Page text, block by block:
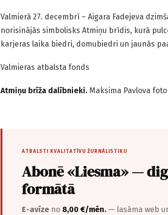
Valmierā 27. decembrī – Aigara Fadejeva
norisinājās simbolisks Atmiņu brīdis, kurā
karjeras laika biedri, domubiedri un jaunās
Valmieras atbalsta fonds
Atmiņu brīža dalībnieki. Maksima Pavlova foto
ATBALSTI KVALITATĪVU ŽURNĀLISTIKU
Abonē «Liesma» —
formātā
E-avīze no 8,00 €/mēn. — lasāma web